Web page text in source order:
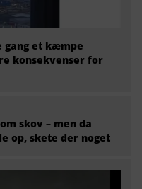
et kæmpe
konsekvenser for
skov – men da
op, skete der noget